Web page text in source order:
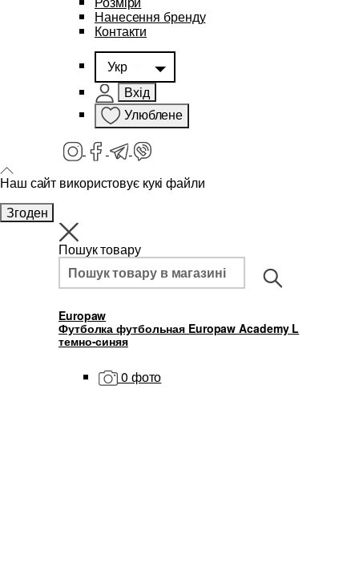
Нанесення бренду
Контакти
Укр
Вхід
Улюблене
Наш сайт використовує кукі файли
Згоден
Пошук товару
Europaw
Футболка футбольная Europaw Academy L
темно-синяя
0 фото